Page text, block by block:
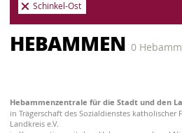
Schinkel-Ost
HEBAMMEN 0
Hebammenzentrale für die Stadt und den
in Trägerschaft des Sozialdienstes katholischer
Landkreis e.V.